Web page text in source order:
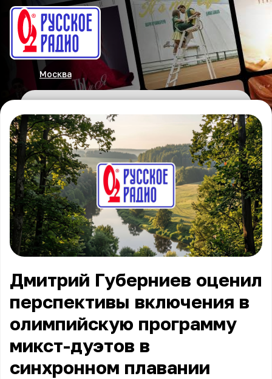
Москва
Дмитрий Губерниев оценил
перспективы включения в
олимпийскую программу
микст-дуэтов в
синхронном плавании